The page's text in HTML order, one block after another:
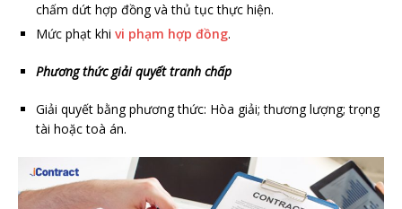
chấm dứt hợp đồng và thủ tục thực hiện.
Mức phạt khi vi phạm hợp đồng.
Phương thức giải quyết tranh chấp
Giải quyết bằng phương thức: Hòa giải; thương lượng; trọng
tài hoặc toà án.